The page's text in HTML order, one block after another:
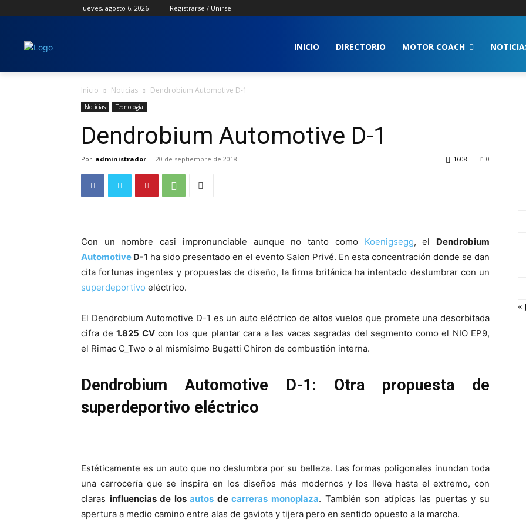
jueves, agosto 6, 2026 Registrarse / Unirse
INICIO DIRECTORIO MOTOR COACH
Inicio Noticias Dendrobium Automotive D-1
Noticias Tecnología
Dendrobium Automotive D-1
Por administrador - 20 de septiembre de 2018 0
1608
Con un nombre casi impronunciable aunque no tanto como Koenigsegg, el Dendrobium
Automotive D-1 ha sido presentado en el evento Salon Privé. En esta concentración donde se dan
cita fortunas ingentes y propuestas de diseño, la firma británica ha intentado deslumbrar con un
superdeportivo eléctrico.
El Dendrobium Automotive D-1 es un auto eléctrico de altos vuelos que promete una desorbitada
cifra de 1.825 CVcon los que plantar cara a las vacas sagradas del segmento como el NIO EP9,
el Rimac C_Two o al mismísimo Bugatti Chiron de combustión interna.
Dendrobium Automotive D-1: Otra propuesta de
superdeportivo eléctrico
Estéticamente es un auto que no deslumbra por su belleza. Las formas poligonales inundan toda
una carrocería que se inspira en los diseños más modernos y los lleva hasta el extremo, con
claras influencias de losautos decarreras monoplaza. También son atípicas las puertas y su
apertura a medio camino entre alas de gaviota y tijera pero en sentido opuesto a la marcha.
«